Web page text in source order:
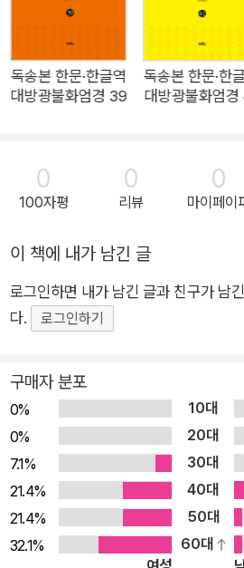
정품으로 십정품 [1]에서는 앞으로 설
지혜의 근본인 열 가지 삼매를 설하고
서 정각을 이루시고 일곱 장소에서 아
셨는데 두 번째 법회를 연 장소가 바로
데 부처님이 법을 증명하시고 보현보
대하여 설명하기를 청하고, 모든 보살
셋째, 차제변왕제불국토신통 대삼매,
다섯째, 지과거장엄장 대삼매, 여섯째,
요지일체세계불장엄 대삼매, 여덟째,
홉째, 법계자재 대삼매, 열째, 무애륜
가지 삼매를 설하였는데 지혜가 있음
게 된다고 설한 후 그지없는 열 가지
지 차별한 지혜, 삼매에 들어가는 공교
익 등을 자세히 밝혔다. ▦ 출판사 서평 독송본은 한문 원문과 한
글역을 함께 수록했다. 본문의 왼쪽 면
면에는 그에 따른 한글 번역을 실었다. 한문 원문의 저본은 고려
대장경의 조선시대 인경본이다. 고려
독송본 한문·한글역
대방광불화엄경 39
독송본 한문·한
대방광불화엄경
0
100자평
0
리뷰
0
마이페이
이 책에 내가 남긴 글
로그인하면 내가 남긴 글과 친구가 남
다.
로그인하기
구매자 분포
0% 10대
0%
20대
7.1%
30대
21.4%
40대
21.4%
50대
32.1%
60대